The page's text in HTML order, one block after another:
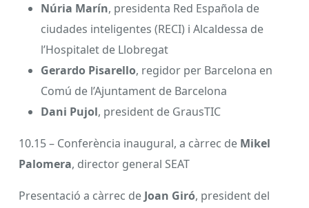
Núria Marín, presidenta Red Española de
ciudades inteligentes (RECI) i Alcaldessa de
l’Hospitalet de Llobregat
Gerardo Pisarello, regidor per Barcelona en
Comú de l’Ajuntament de Barcelona
Dani Pujol, president de GrausTIC
10.15 – Conferència inaugural, a càrrec de Mikel
Palomera, director general SEAT
Presentació a càrrec de Joan Giró, president del